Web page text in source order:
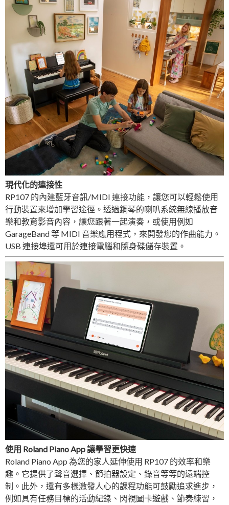
現代化的連接性
RP107 的內建藍牙音訊/MIDI 連接功能，讓您可以輕鬆使用
行動裝置來增加學習途徑。透過鋼琴的喇叭系統無線播放音
樂和教育影音內容，讓您跟著一起演奏，或使用例如
GarageBand 等 MIDI 音樂應用程式，來開發您的作曲能力。
USB 連接埠還可用於連接電腦和隨身碟儲存裝置。
使用 Roland Piano App 讓學習更快速
Roland Piano App 為您的家人延伸使用 RP107 的效率和樂
趣。它提供了聲音選擇、節拍器設定、錄音等等的遠端控
制。此外，還有多樣激發人心的課程功能可鼓勵追求進步，
例如具有任務目標的活動紀錄、閃視圖卡遊戲、節奏練習，